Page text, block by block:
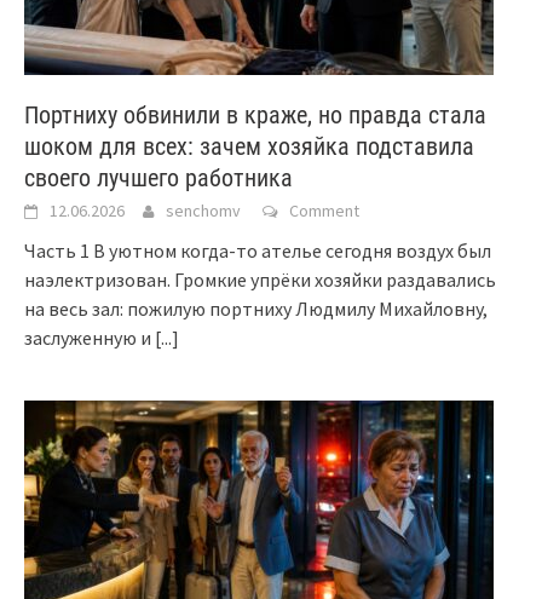
Портниху обвинили в краже, но правда стала
шоком для всех: зачем хозяйка подставила
своего лучшего работника
12.06.2026 senchomv Comment
Часть 1 В уютном когда-то ателье сегодня воздух был
наэлектризован. Громкие упрёки хозяйки раздавались
на весь зал: пожилую портниху Людмилу Михайловну,
заслуженную и [...]